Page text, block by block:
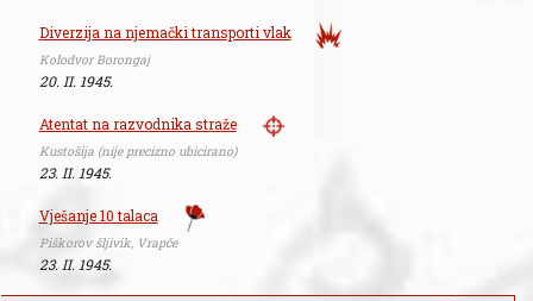
Diverzija na njemački transporti vlak
Kolodvor Borongaj
20. II. 1945.
Atentat na razvodnika straže
Kustošija (nije precizno ubicirano)
23. II. 1945.
Vješanje 10 talaca
Piškorov šljivik, Vrapče
23. II. 1945.